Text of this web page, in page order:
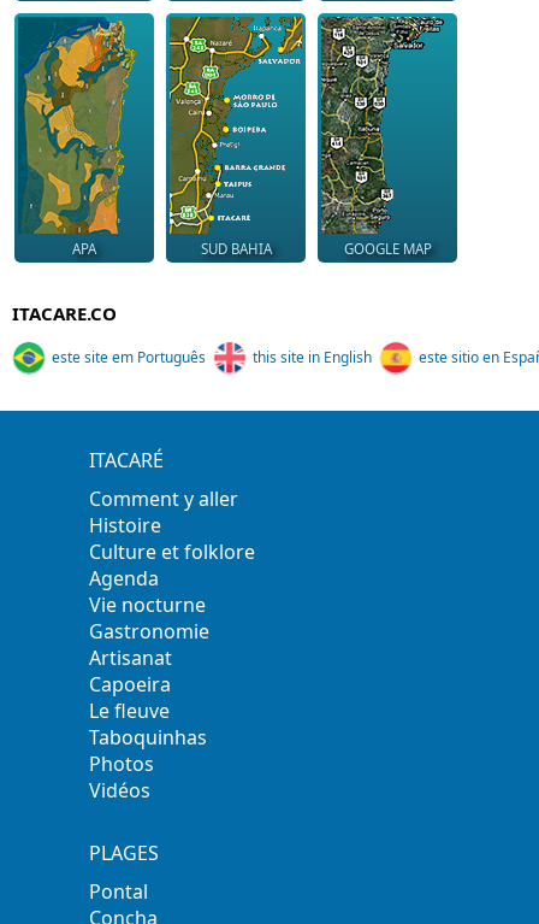
APA SUD BAHIA GOOGLE MAP
ITACARE.CO
este site em Português this site in English este sitio en
ITACARÉ
Comment y aller
Histoire
Culture et folklore
Agenda
Vie nocturne
Gastronomie
Artisanat
Capoeira
Le fleuve
Taboquinhas
Photos
Vidéos
PLAGES
Pontal
Concha